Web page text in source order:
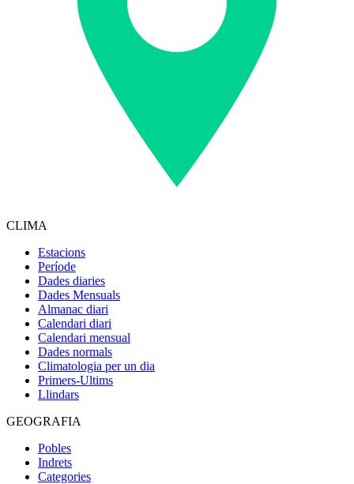
CLIMA
Estacions
Període
Dades diaries
Dades Mensuals
Almanac diari
Calendari diari
Calendari mensual
Dades normals
Climatologia per un dia
Primers-Ultims
Llindars
GEOGRAFIA
Pobles
Indrets
Categories